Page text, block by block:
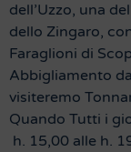
dell’Uzzo, una
dello Zingaro,
Faraglioni di
Abbigliamento
visiteremo
Quando Tutti i
h. 15,00 alle h.